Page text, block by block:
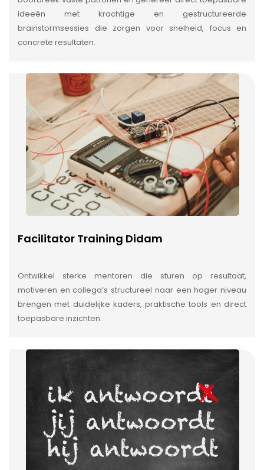
ideeën met krachtige en gestructureerde
brainstormsessies die zorgen voor snelheid, focus en
concrete resultaten.
Facilitator Training Didam
Ontwikkel sterke mentoren die sturen op resultaat,
motiveren en collega’s structureel naar een hoger niveau
brengen met duidelijke kaders, praktische tools en direct
toepasbare inzichten.